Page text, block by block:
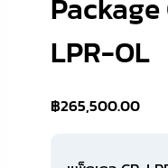
LPR-OL
฿265,500.00